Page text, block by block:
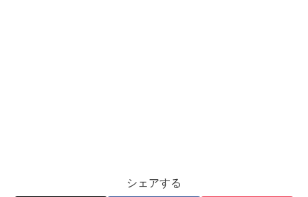
シェアする